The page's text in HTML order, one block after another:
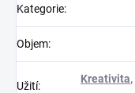
Kategorie:
Objem:
Užití:
Kreativita,